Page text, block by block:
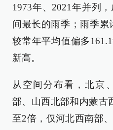
1973年、2021年并列
间最长的雨季；雨季累
较常年平均值偏多
新高。
从空间分布看，北京
部、山西北部和内蒙古
至2倍，仅河北西南部